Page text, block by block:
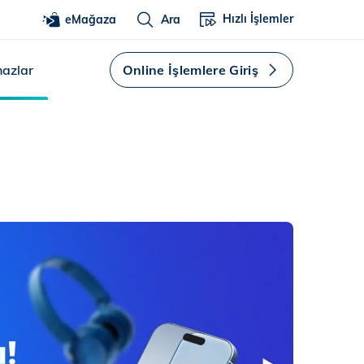
eMağaza Ara Hızlı İşlemler
Online İşlemlere Giriş